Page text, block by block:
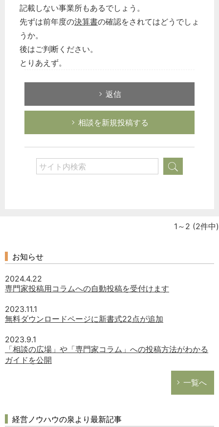
記載しない事業所もあるでしょう。
先ずは前年度の決算書の確認をされてはどうでしょ
うか。
後はご判断ください。
とりあえず。
返信
相談を新規投稿する
どのカテゴリーに投稿しますか？
選択してください
企業法務
1～2 (2件中)
お知らせ
2024.4.22
専門家投稿用コラムへの自動投稿を受付けます
2023.11.1
無料ダウンロードページに新書式22点が追加
2023.9.1
「相談の広場」や「専門家コラム」への投稿方法がわかる
ガイドを公開
一覧へ
経営ノウハウの泉より最新記事